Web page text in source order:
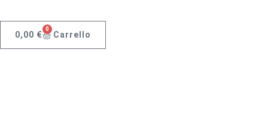
0,00 €
0
Carrello